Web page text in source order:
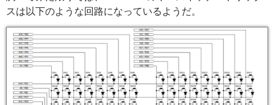
スは以下のような回路になっているようだ。